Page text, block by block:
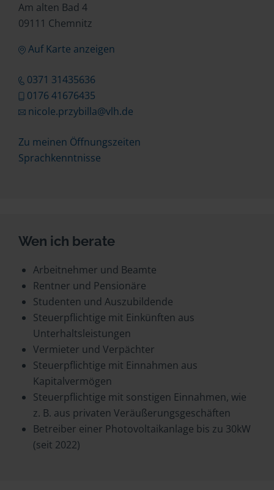
Am alten Bad 4
09111 Chemnitz
Auf Karte anzeigen
0371 31435636
0176 41676435
nicole.przybilla@vlh.de
Zu meinen Öffnungszeiten
Sprachkenntnisse
Wen ich berate
Arbeitnehmer und Beamte
Rentner und Pensionäre
Studenten und Auszubildende
Steuerpflichtige mit Einkünften aus
Unterhaltsleistungen
Vermieter und Verpächter
Steuerpflichtige mit Einnahmen aus
Kapitalvermögen
Steuerpflichtige mit sonstigen Einnahmen, wie
z. B. aus privaten Veräußerungsgeschäften
Betreiber einer Photovoltaikanlage bis zu 30kW
(seit 2022)